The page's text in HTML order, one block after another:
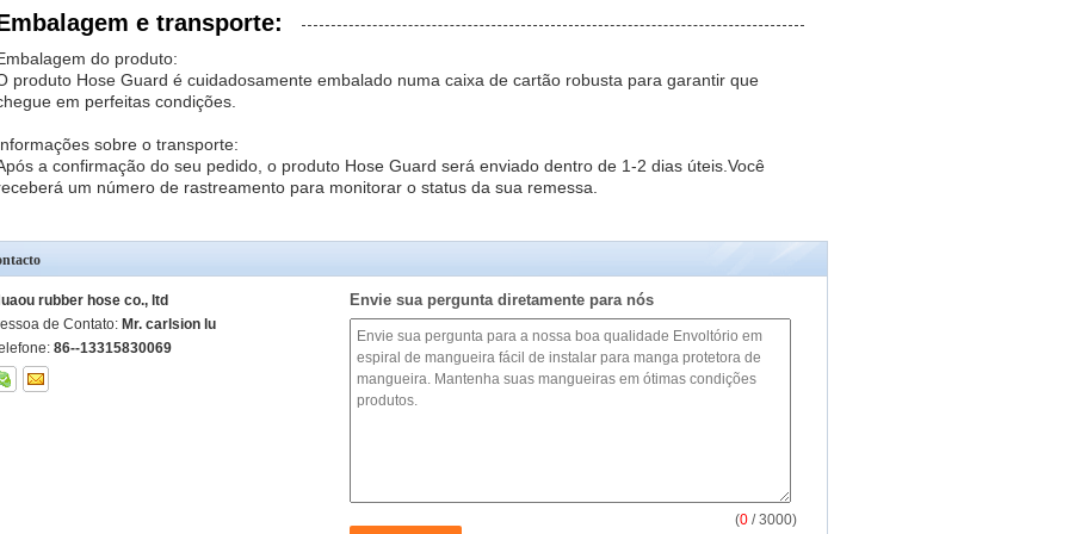
e transporte:
do produto:
produto Hose Guard é cuidadosamente embalado numa caixa de cartão robusta para garantir que
em perfeitas condições.
sobre o transporte:
a confirmação do seu pedido, o produto Hose Guard será enviado dentro de 1-2 dias úteis.Você
um número de rastreamento para monitorar o status da sua remessa.
rubber hose co., ltd
de Contato: Mr. carlsion lu
86--13315830069
Envie sua pergunta diretamente para nós
(0 / 3000)